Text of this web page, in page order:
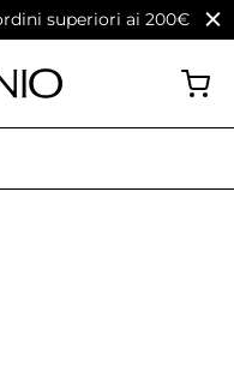
superiori ai 200€